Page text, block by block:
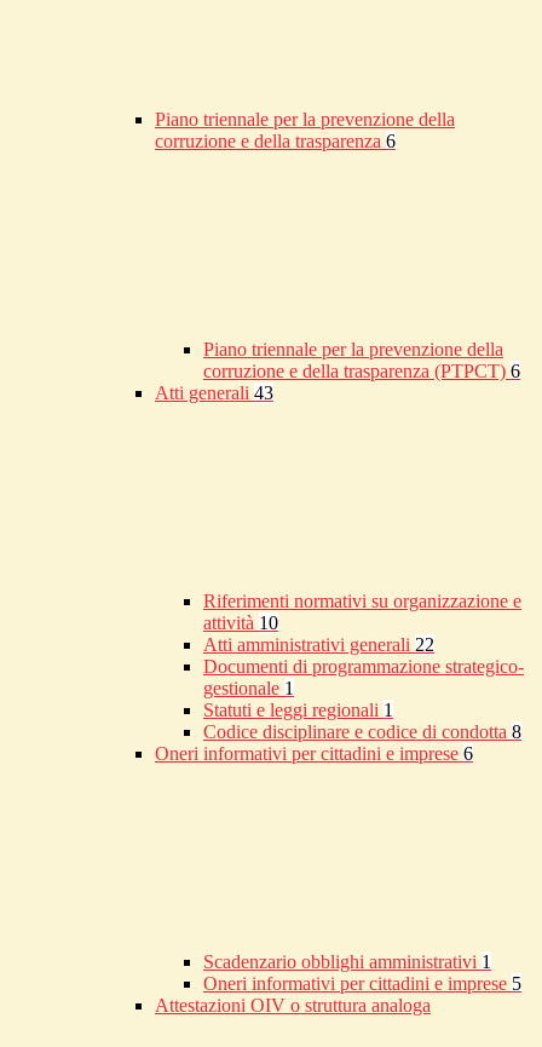
Piano triennale per la prevenzione della
corruzione e della trasparenza 6
Piano triennale per la prevenzione della
corruzione e della trasparenza (PTPCT) 6
Atti generali 43
Riferimenti normativi su organizzazione e
attività 10
Atti amministrativi generali 22
Documenti di programmazione strategico-
gestionale 1
Statuti e leggi regionali 1
Codice disciplinare e codice di condotta 8
Oneri informativi per cittadini e imprese 6
Scadenzario obblighi amministrativi 1
Oneri informativi per cittadini e imprese 5
Attestazioni OIV o struttura analoga